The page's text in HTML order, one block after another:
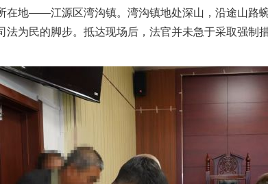
在地——江源区湾沟镇。湾沟镇地处深山，沿途山路
法为民的脚步。抵达现场后，法官并未急于采取强制